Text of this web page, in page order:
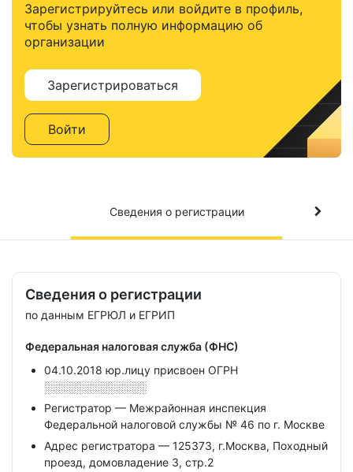
Зарегистрируйтесь или войдите в профиль,
чтобы узнать полную информацию об
организации
Зарегистрироваться
Войти
Сведения о регистрации
Сведения о регистрации
по данным ЕГРЮЛ и ЕГРИП
Федеральная налоговая служба (ФНС)
04.10.2018 юр.лицу присвоен ОГРН
░░░░░░░░░░░░░
Регистратор — Межрайонная инспекция
Федеральной налоговой службы № 46 по г. Москве
Адрес регистратора — 125373, г.Москва, Походный
проезд, домовладение 3, стр.2